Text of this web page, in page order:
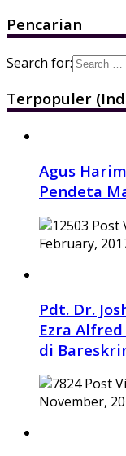
Pencarian
Search for:
Terpopuler
Agus
Pendeta
February,
Pdt. Dr.
Ezra
di
November,